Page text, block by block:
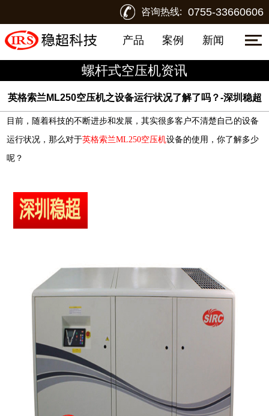
咨询热线: 0755-33660606
产品 案例 新闻
螺杆式空压机资讯
英格索兰ML250空压机之设备运行状况了解了吗？-深圳稳超
目前，随着科技的不断进步和发展，其实很多客户不清楚自己的设备
运行状况，那么对于英格索兰ML250空压机设备的使用，你了解多少
呢？